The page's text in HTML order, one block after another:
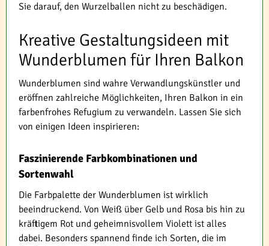
Sie darauf, den Wurzelballen nicht zu beschädigen.
Kreative Gestaltungsideen mit
Wunderblumen für Ihren Balkon
Wunderblumen sind wahre Verwandlungskünstler und
eröffnen zahlreiche Möglichkeiten, Ihren Balkon in ein
farbenfrohes Refugium zu verwandeln. Lassen Sie sich
von einigen Ideen inspirieren:
Faszinierende Farbkombinationen und
Sortenwahl
Die Farbpalette der Wunderblumen ist wirklich
beeindruckend. Von Weiß über Gelb und Rosa bis hin zu
kräftigem Rot und geheimnisvollem Violett ist alles
dabei. Besonders spannend finde ich Sorten, die im